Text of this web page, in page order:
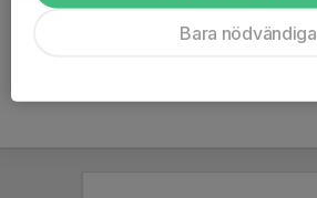
Bara nödvändiga